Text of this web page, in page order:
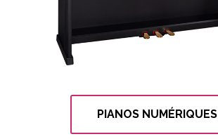
PIANOS NUMÉRIQUES